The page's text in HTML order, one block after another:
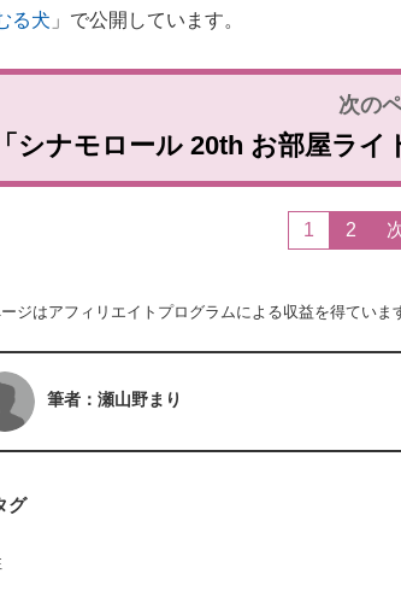
る犬 」で公開しています。
「シナモロール 20th お部屋ラ
1 2
ジはアフィリエイトプログラムによる収益を得ていま
筆者：瀬山野まり
グ